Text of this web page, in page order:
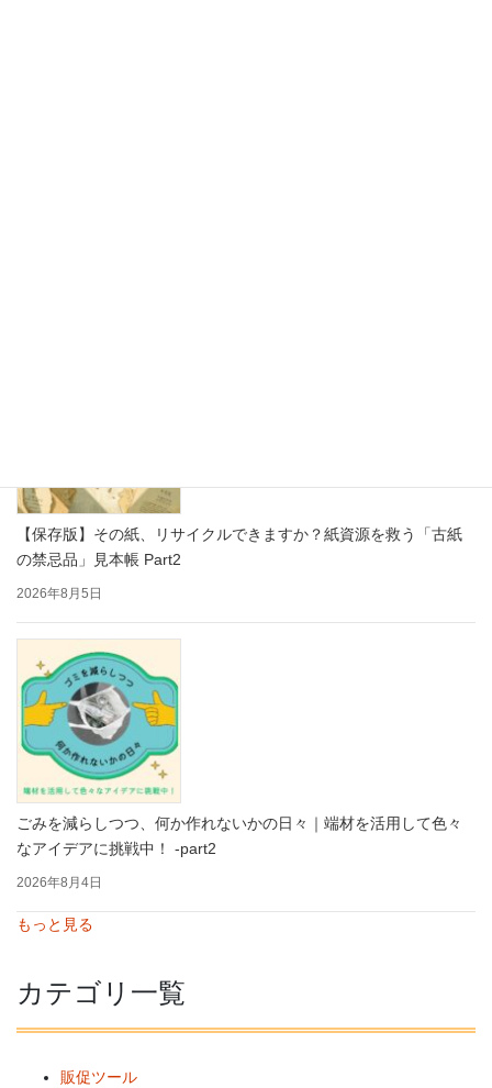
【保存版】その紙、リサイクルできますか？紙資源を救う「古紙
の禁忌品」見本帳 Part2
2026年8月5日
ごみを減らしつつ、何か作れないかの日々｜端材を活用して色々
なアイデアに挑戦中！ -part2
2026年8月4日
もっと見る
カテゴリ一覧
販促ツール